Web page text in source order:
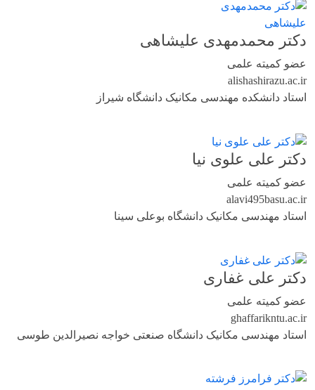
دکتر محمدمهدی علیشاهی
عضو کمیته علمی
alishashirazu.ac.ir
استاد دانشکده مهندسی مکانیک دانشگاه شیراز
دکتر علی علوی نیا
عضو کمیته علمی
alavi495basu.ac.ir
استاد مهندسی مکانیک دانشگاه بوعلی سینا
دکتر علی غفاری
عضو کمیته علمی
ghaffarikntu.ac.ir
استاد مهندسی مکانیک دانشگاه صنعتی خواجه نصیرالدین طوسی